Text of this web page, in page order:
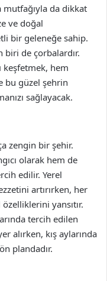
da dikkat
ve doğal
bir geleneğe sahip.
de çorbalardır.
keşfetmek, hem
bu güzel şehrin
sağlayacak.
zengin bir şehir.
olarak hem de
edilir. Yerel
artırırken, her
yansıtır.
tercih edilen
alırken, kış aylarında
plandadır.